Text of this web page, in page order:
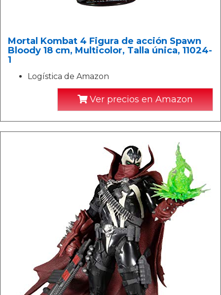
Mortal Kombat 4 Figura de acción Spawn
Bloody 18 cm, Multicolor, Talla única, 11024-
1
Logística de Amazon
Ver precios en Amazon